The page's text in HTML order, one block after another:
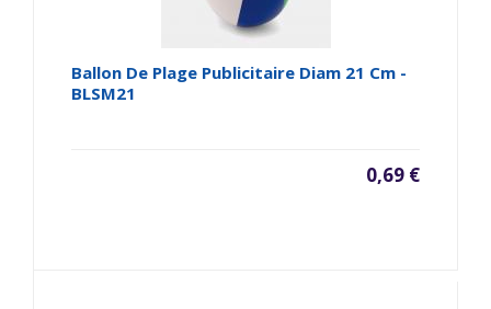
Ballon De Plage Publicitaire Diam 21 Cm -
BLSM21
0,69 €